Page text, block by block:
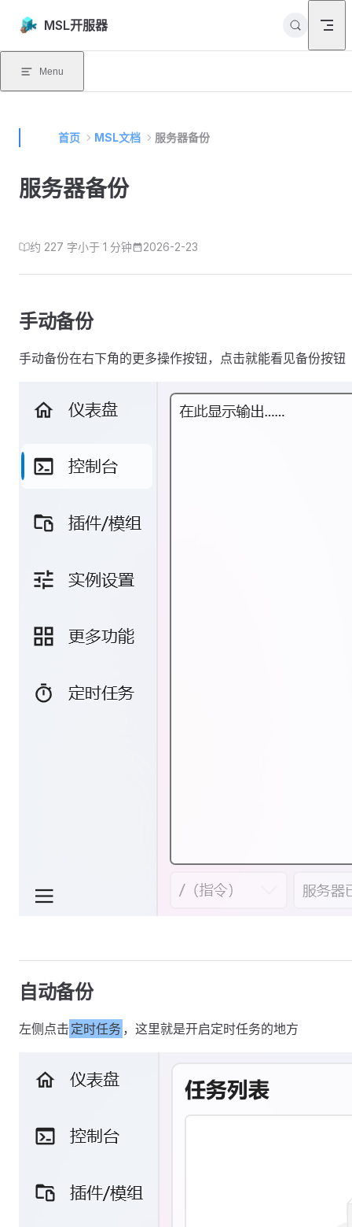
Skip to content
MSL开服器
Menu
首页 MSL文档 服务器备份
服务器备份
约 227 字小于 1 分钟 2026-2-23
手动备份
手动备份在右下角的更多操作按钮，点击就能看见备份按钮
自动备份
左侧点击 定时任务 ，这里就是开启定时任务的地方